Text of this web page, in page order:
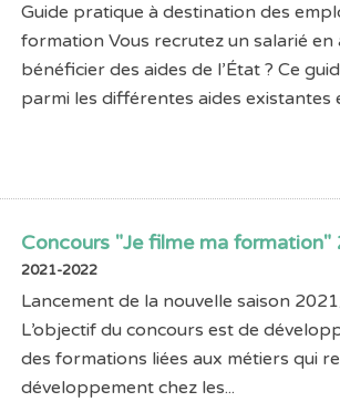
Guide pratique à destination des
formation Vous recrutez un salarié
bénéficier des aides de l’État ? Ce
parmi les différentes aides existantes
Concours "Je filme ma
2021-2022
Lancement de la nouvelle saison
L’objectif du concours est de
des formations liées aux métiers qui
développement chez les...